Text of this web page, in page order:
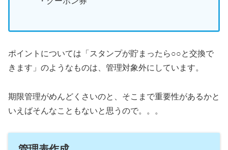
ポイントについては「スタンプが貯まったら○○と交換で
きます」のようなものは、管理対象外にしています。
期限管理がめんどくさいのと、そこまで重要性があるかと
いえばそんなこともないと思うので。。。